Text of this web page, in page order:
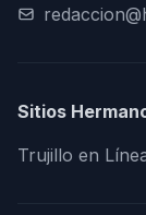
Sitios
Trujillo en